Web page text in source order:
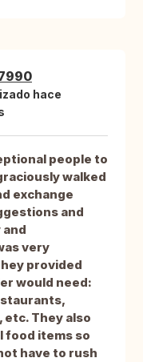
hace
people to
walked
exchange
and
very
provided
would need:
etc. They also
food items so
have to rush